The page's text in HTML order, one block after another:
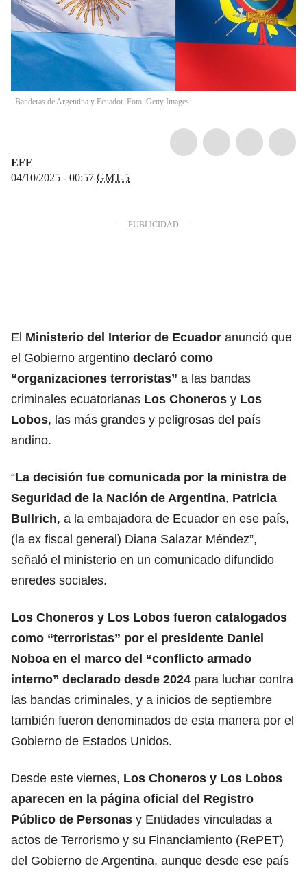
Banderas de Argentina y Ecuador. Foto: Getty Images
EFE
04/10/2025 - 00:57 GMT-5
El Ministerio del Interior de Ecuador anunció que
el Gobierno argentino declaró como
“organizaciones terroristas” a las bandas
criminales ecuatorianas Los Choneros y Los
Lobos, las más grandes y peligrosas del país
andino.
“La decisión fue comunicada por la ministra de
Seguridad de la Nación de Argentina, Patricia
Bullrich, a la embajadora de Ecuador en ese país,
(la ex fiscal general) Diana Salazar Méndez”,
señaló el ministerio en un comunicado difundido
enredes sociales.
Los Choneros y Los Lobos fueron catalogados
como “terroristas” por el presidente Daniel
Noboa en el marco del “conflicto armado
interno” declarado desde 2024 para luchar contra
las bandas criminales, y a inicios de septiembre
también fueron denominados de esta manera por el
Gobierno de Estados Unidos.
Desde este viernes, Los Choneros y Los Lobos
aparecen en la página oficial del Registro
Público de Personas y Entidades vinculadas a
actos de Terrorismo y su Financiamiento (RePET)
del Gobierno de Argentina, aunque desde ese país